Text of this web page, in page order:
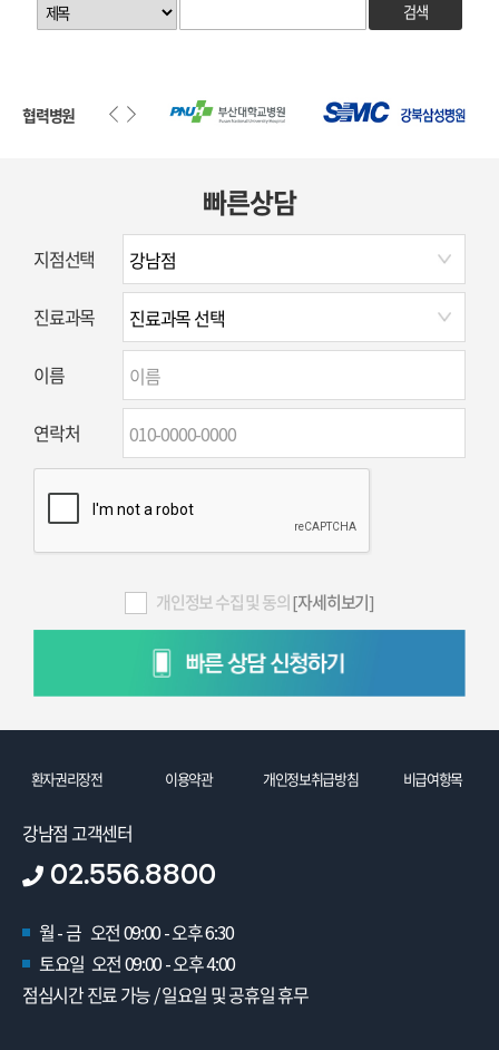
검색
협력병원
빠른상담
지점선택
진료과목
이름
연락처
개인정보 수집 및 동의[자세히보기]
환자권리장전 이용약관 개인정보취급방침 비급여항목
강남점 고객센터
02.556.8800
월 - 금 오전 09:00 - 오후 6:30
토요일 오전 09:00 - 오후 4:00
점심시간 진료 가능 / 일요일 및 공휴일 휴무